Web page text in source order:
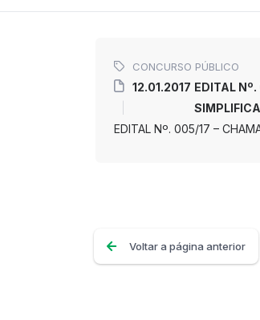
CONCURSO PÚBLICO
12.01.2017 EDITAL
EDITAL Nº. 005/17 –
Voltar a página anterior